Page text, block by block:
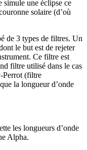
simule une éclipse ce
solaire (d’où
de 3 types de filtres. Un
le but est de rejeter
Ce filtre est
filtre utilisé dans le cas
Perrot (filtre
la longueur d’onde
les longueurs d’onde
Alpha.